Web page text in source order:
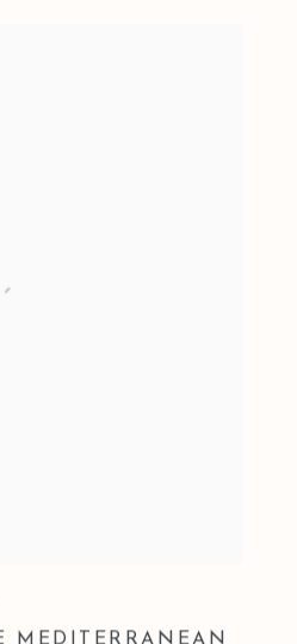
MEDITERRANEAN